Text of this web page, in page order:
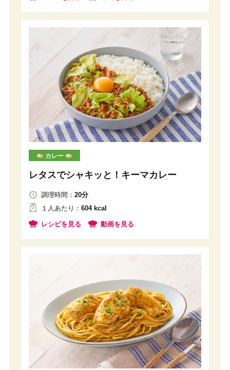
カレー
レタスでシャキッと！キーマカレー
調理時間： 20分
１人 あたり ： 604 kcal
レシピを見る 動画を見る